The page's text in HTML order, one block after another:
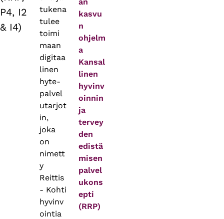
P4, I2
& I4)
tukena
tulee
toimi
maan
digitaa
linen
hyte-
palvel
utarjot
in,
joka
on
nimett
y
Reittis
- Kohti
hyvinv
ointia
kasvu
n
ohjelm
a
Kansal
linen
hyvinv
oinnin
ja
tervey
den
edistä
misen
palvel
ukons
epti
(RRP)